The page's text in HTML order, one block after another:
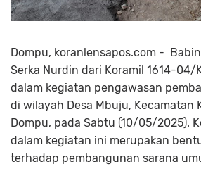
Dompu, koranlensapos.com -
Serka Nurdin dari Koramil 1614-04/
dalam kegiatan pengawasan
di wilayah Desa Mbuju, Kecamatan
Dompu, pada Sabtu (10/05/2025).
dalam kegiatan ini merupakan
terhadap pembangunan sarana